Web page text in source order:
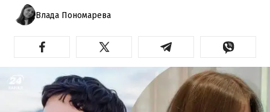
Влада Пономарева